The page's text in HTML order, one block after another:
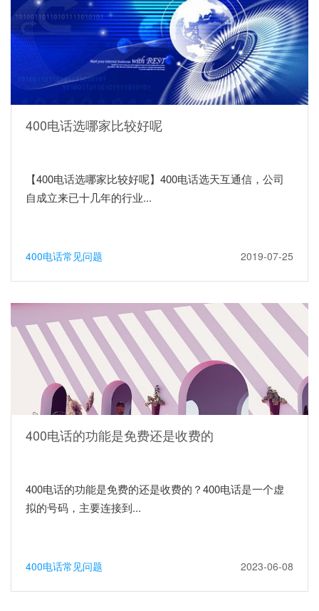
400电话选哪家比较好呢
【400电话选哪家比较好呢】400电话选天互通信，公司
自成立来已十几年的行业...
400电话常见问题 2019-07-25
400电话的功能是免费还是收费的
400电话的功能是免费的还是收费的？400电话是一个虚
拟的号码，主要连接到...
400电话常见问题 2023-06-08